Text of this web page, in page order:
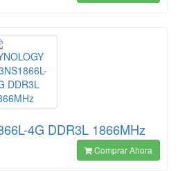
4G DDR3L 1866MHz
Comprar Ahora